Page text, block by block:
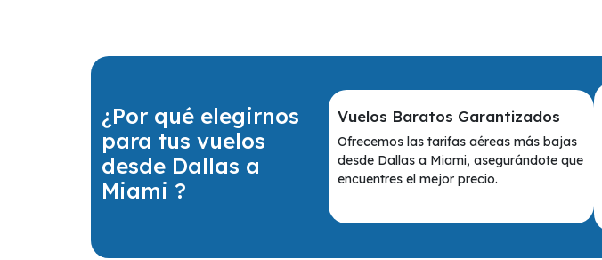
¿Por qué elegirnos
para tus vuelos
desde Dallas a
Miami ?
Vuelos Baratos Garantizados
Ofrecemos las tarifas aéreas más bajas
desde Dallas a Miami, asegurándote que
encuentres el mejor precio.